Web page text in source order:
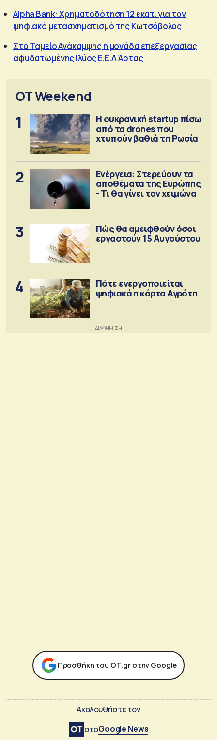
Alpha Bank: Χρηματοδότηση 12 εκατ. για τον
ψηφιακό μετασχηματισμό της Κωτσόβολος
Στο Ταμείο Ανάκαμψης η μονάδα επεξεργασίας
αφυδατωμένης Ιλύος Ε.Ε.Λ Άρτας
OT Weekend
1
Η ουκρανική startup πίσω
από τα drones που
χτυπούν βαθιά τη Ρωσία
2
Ενέργεια: Στερεύουν τα
αποθέματα της Ευρώπης
- Τι θα γίνει τον χειμώνα
3
Πώς θα αμειφθούν όσοι
εργαστούν 15 Αυγούστου
4
Πότε ενεργοποιείται
ψηφιακά η κάρτα Αγρότη
Προσθήκη του ΟΤ.gr στην Google
Ακολουθήστε τον
στοGoogle News